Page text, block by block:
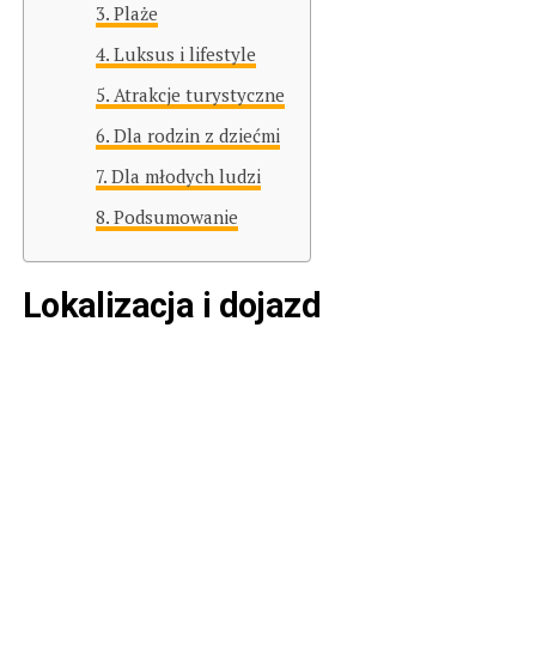
Plaże
Luksus i lifestyle
Atrakcje turystyczne
Dla rodzin z dziećmi
Dla młodych ludzi
Podsumowanie
Lokalizacja i dojazd